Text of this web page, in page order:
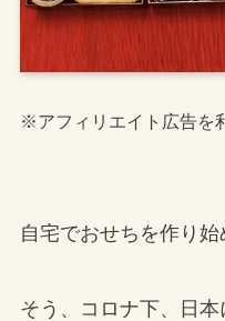
※アフィリエイト広告を
自宅でおせちを作り
そう、コロナ下、日